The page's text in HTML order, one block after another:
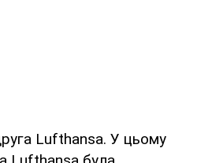
Lufthansa. У цьому